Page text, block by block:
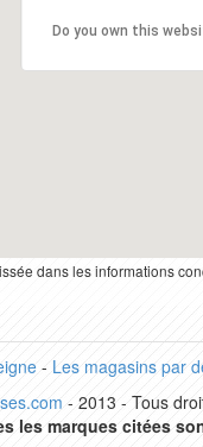
Do you own this
dans les informations
- Les magasins par
- 2013 - Tous
les marques citées